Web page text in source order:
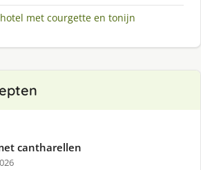
met courgette en tonijn
cantharellen